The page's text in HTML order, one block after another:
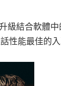
級結合軟體中
性能最佳的入